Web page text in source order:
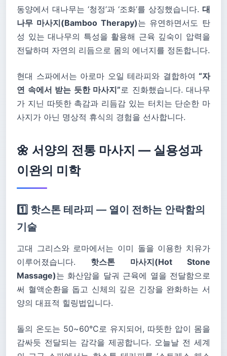
동양에서 대나무는 ‘청정’과 ‘조화’를 상징했습니다. 대
나무 마사지(Bamboo Therapy)는 유연하면서도 탄
성 있는 대나무의 특성을 활용해 근육 깊숙이 압력을
전달하며 자연의 리듬으로 몸의 에너지를 정돈합니다.
현대 스파에서는 아로마 오일 테라피와 결합하여 “자
연 속에서 받는 듯한 마사지”로 진화했습니다. 대나무
가 지닌 따뜻한 촉감과 리듬감 있는 터치는 단순한 마
사지가 아닌 명상적 휴식의 경험을 선사합니다.
🌼 서양의 전통 마사지 — 실용성과
이완의 미학
1️⃣ 핫스톤 테라피 — 열이 전하는 안락함의
기술
고대 그리스와 로마에서는 이미 돌을 이용한 치유가
이루어졌습니다. 핫스톤 마사지(Hot Stone
Massage)는 화산암을 달궈 근육에 열을 전달함으로
써 혈액순환을 돕고 신체의 깊은 긴장을 완화하는 서
양의 대표적 힐링법입니다.
돌의 온도는 50~60°C로 유지되어, 따뜻한 압이 몸을
감싸듯 전달되는 감각을 제공합니다. 오늘날 전 세계